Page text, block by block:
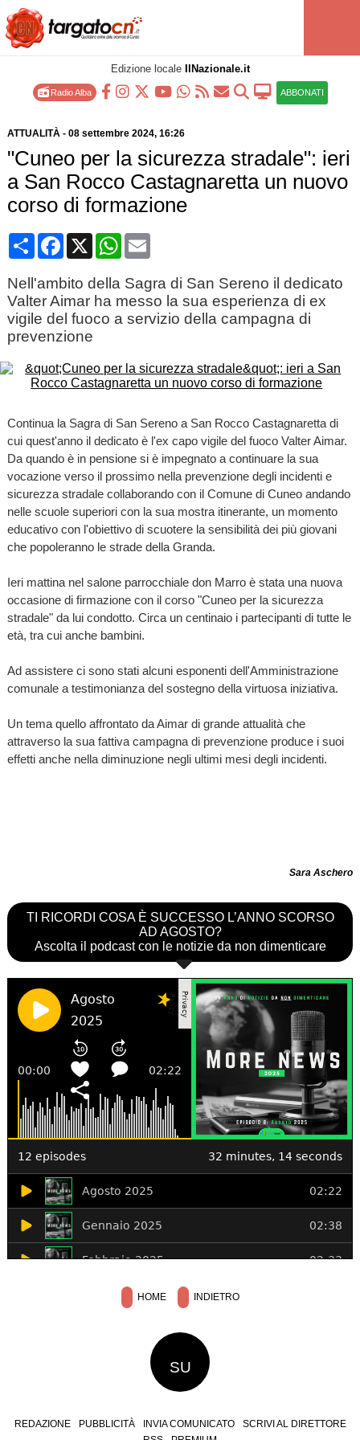
Edizione locale IlNazionale.it
Radio Alba ABBONATI
ATTUALITÀ- 08 settembre 2024, 16:26
"Cuneo per la sicurezza stradale": ieri
a San Rocco Castagnaretta un nuovo
corso di formazione
CondividiFacebook
X WhatsApp
Email
Nell'ambito della Sagra di San Sereno il dedicato
Valter Aimar ha messo la sua esperienza di ex
vigile del fuoco a servizio della campagna di
prevenzione
Continua la Sagra di San Sereno a San Rocco Castagnaretta di
cui quest'anno il dedicato è l'ex capo vigile del fuoco Valter Aimar.
Da quando è in pensione si è impegnato a continuare la sua
vocazione verso il prossimo nella prevenzione degli incidenti e
sicurezza stradale collaborando con il Comune di Cuneo andando
nelle scuole superiori con la sua mostra itinerante, un momento
educativo con l'obiettivo di scuotere la sensibilità dei più giovani
che popoleranno le strade della Granda.
Ieri mattina nel salone parrocchiale don Marro è stata una nuova
occasione di firmazione con il corso "Cuneo per la sicurezza
stradale" da lui condotto. Circa un centinaio i partecipanti di tutte le
età, tra cui anche bambini.
Ad assistere ci sono stati alcuni esponenti dell'Amministrazione
comunale a testimonianza del sostegno della virtuosa iniziativa.
Un tema quello affrontato da Aimar di grande attualità che
attraverso la sua fattiva campagna di prevenzione produce i suoi
effetti anche nella diminuzione negli ultimi mesi degli incidenti.
Sara Aschero
TI RICORDI COSA È SUCCESSO L’ANNO SCORSO
AD AGOSTO?
Ascolta il podcast con le notizie da non dimenticare
HOME INDIETRO
SU
REDAZIONE PUBBLICITÀ INVIA COMUNICATO
SCRIVI AL DIRETTORE